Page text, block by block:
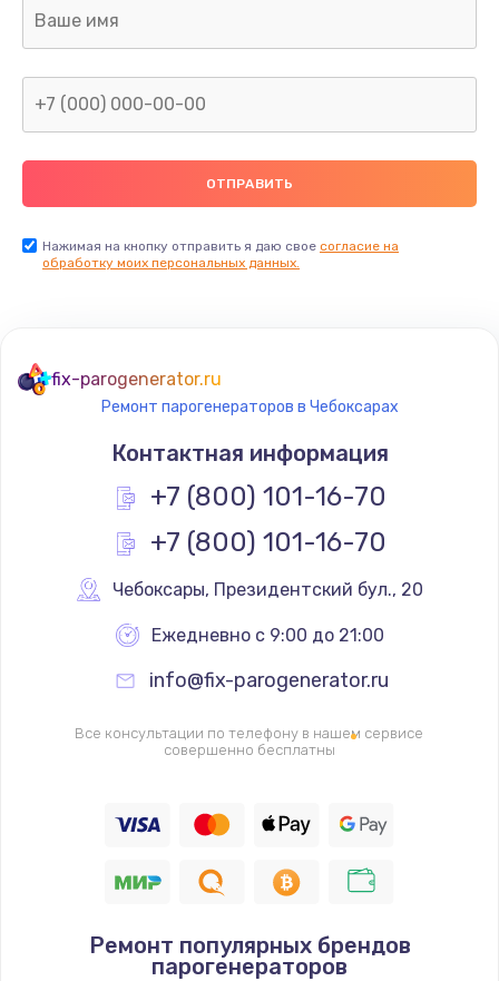
Нажимая на кнопку отправить я даю свое согласие на
обработку моих персональных данных.
fix-parogenerator.ru
Ремонт парогенераторов в Чебоксарах
Контактная информация
+7 (800) 101-16-70
+7 (800) 101-16-70
Чебоксары, Президентский бул., 20
Ежедневно с 9:00 до 21:00
info@fix-parogenerator.ru
Все консультации по телефону в нашем сервисе
совершенно бесплатны
Ремонт популярных брендов
парогенераторов